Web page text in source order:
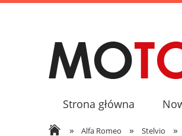
Strona główna
» Alfa Romeo » Stelvio »